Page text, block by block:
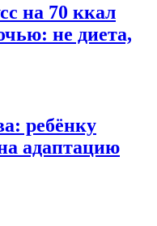
на 70 ккал
не диета,
ребёнку
адаптацию